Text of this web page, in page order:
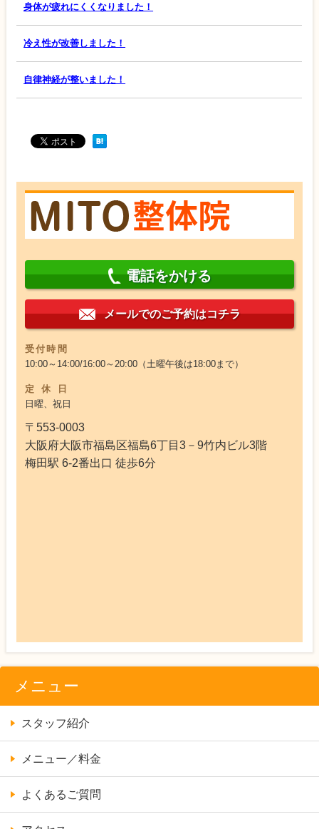
身体が疲れにくくなりました！
冷え性が改善しました！
自律神経が整いました！
電話をかける
メールでのご予約はコチラ
受付時間
10:00～14:00/16:00～20:00（土曜午後は18:00まで）
定休日
日曜、祝日
〒553-0003
大阪府大阪市福島区福島6丁目3－9竹内ビル3階
梅田駅 6-2番出口 徒歩6分
メニュー
スタッフ紹介
メニュー／料金
よくあるご質問